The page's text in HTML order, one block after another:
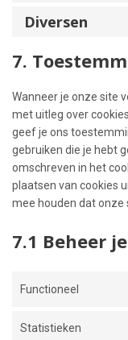
Diversen
7.
Wanneer je onze site
met uitleg over
geef je ons
gebruiken die je hebt
omschreven in het
plaatsen van cookies
mee houden dat onze
7.1 Beheer
Functioneel
Statistieken